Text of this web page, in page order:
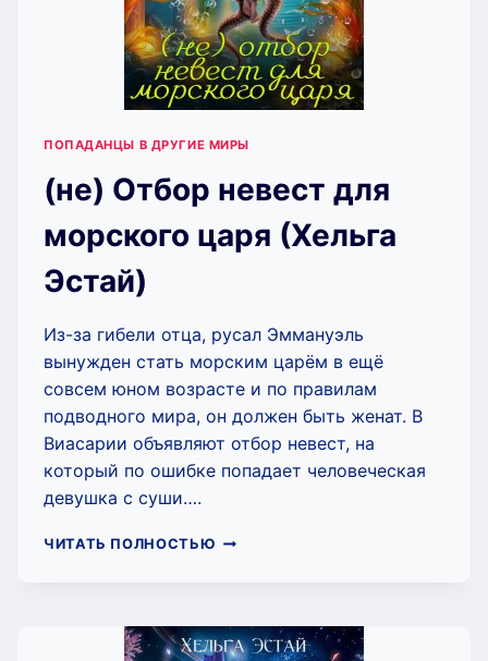
ПОПАДАНЦЫ В ДРУГИЕ МИРЫ
(не) Отбор невест для
морского царя (Хельга
Эстай)
Из-за гибели отца, русал Эммануэль
вынужден стать морским царём в ещё
совсем юном возрасте и по правилам
подводного мира, он должен быть женат. В
Виасарии объявляют отбор невест, на
который по ошибке попадает человеческая
девушка с суши….
ЧИТАТЬ ПОЛНОСТЬЮ (НЕ)
МОРСКОГО
ЦАРЯ